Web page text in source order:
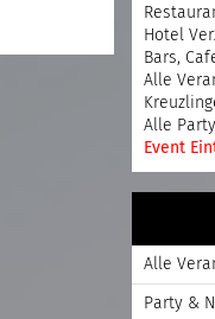
Hotel
Bars,
Alle
Alle
Event
Alle
Party &